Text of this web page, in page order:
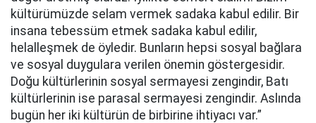
kültürümüzde selam vermek sadaka kabul edilir. Bir
insana tebessüm etmek sadaka kabul edilir,
helalleşmek de öyledir. Bunların hepsi sosyal bağlara
ve sosyal duygulara verilen önemin göstergesidir.
Doğu kültürlerinin sosyal sermayesi zengindir, Batı
kültürlerinin ise parasal sermayesi zengindir. Aslında
bugün her iki kültürün de birbirine ihtiyacı var.”